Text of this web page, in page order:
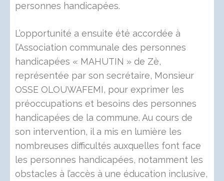
personnes handicapées.
L’opportunité a ensuite été accordée à
l’Association communale des personnes
handicapées « MAHUTIN » de Zè,
représentée par son secrétaire, Monsieur
OSSE OLOUWAFEMI, pour exprimer les
préoccupations et besoins des personnes
handicapées de la commune. Au cours de
son intervention, il a mis en lumière les
nombreuses difficultés auxquelles font face
les personnes handicapées, notamment les
obstacles à l’accès à une éducation inclusive,